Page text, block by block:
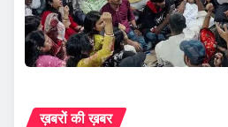
ख़बरों की ख़बर